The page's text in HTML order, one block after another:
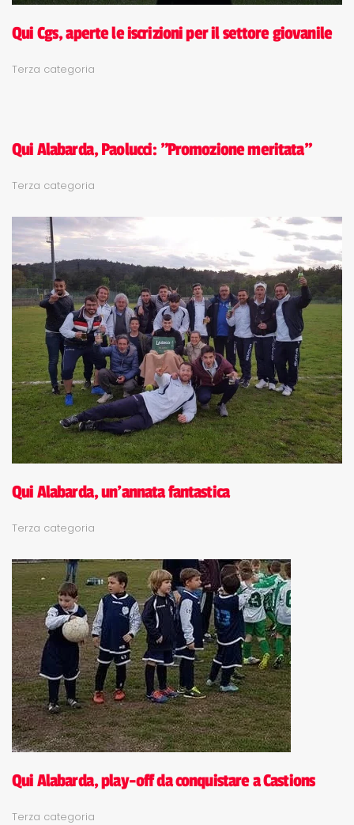
Qui Cgs, aperte le iscrizioni per il settore giovanile
Terza categoria
Qui Alabarda, Paolucci: "Promozione meritata"
Terza categoria
Qui Alabarda, un'annata fantastica
Terza categoria
Qui Alabarda, play-off da conquistare a Castions
Terza categoria